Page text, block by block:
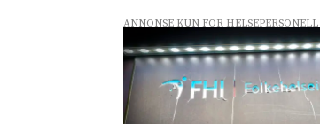
ANNONSE KUN FOR HELSEPERSONELL